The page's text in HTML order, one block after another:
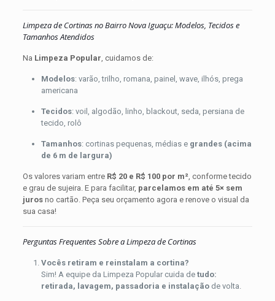
poeira,
manchas
ou
aquele
cheiro
relaxa:
Limpeza
Popular
nosso
serviço
até
você
A
gente
faz
limpeza
Cardoso,
Avenida
Governador
Portela,
Rua
Manoel
Reis,
de
chegar
a
bairros
como
Centro,
Miguel
Couto,
Comendador
Limpeza de Cortinas no Bairro Nova Iguaçu: Modelos, Tecidos e
Tamanhos Atendidos
Na Limpeza Popular , cuidamos de:
Modelos: varão, trilho, romana, painel, wave, ilhós, prega
americana
Tecidos: voil, algodão, linho, blackout, seda, persiana de
tecido, rolô
Tamanhos: cortinas pequenas, médias e grandes (acima
de 6 m de largura)
Os valores variam entre R$ 20 e R$ 100 por m², conforme tecido
e grau de sujeira. E para facilitar, parcelamos em até 5× sem
jurosno cartão. Peça seu orçamento agora e renove o visual da
sua casa!
Perguntas Frequentes Sobre a Limpeza de Cortinas
Vocês retiram e reinstalam a cortina?
Sim! A equipe da Limpeza Popular cuida de tudo:
retirada, lavagem, passadoria e instalaçãode volta.